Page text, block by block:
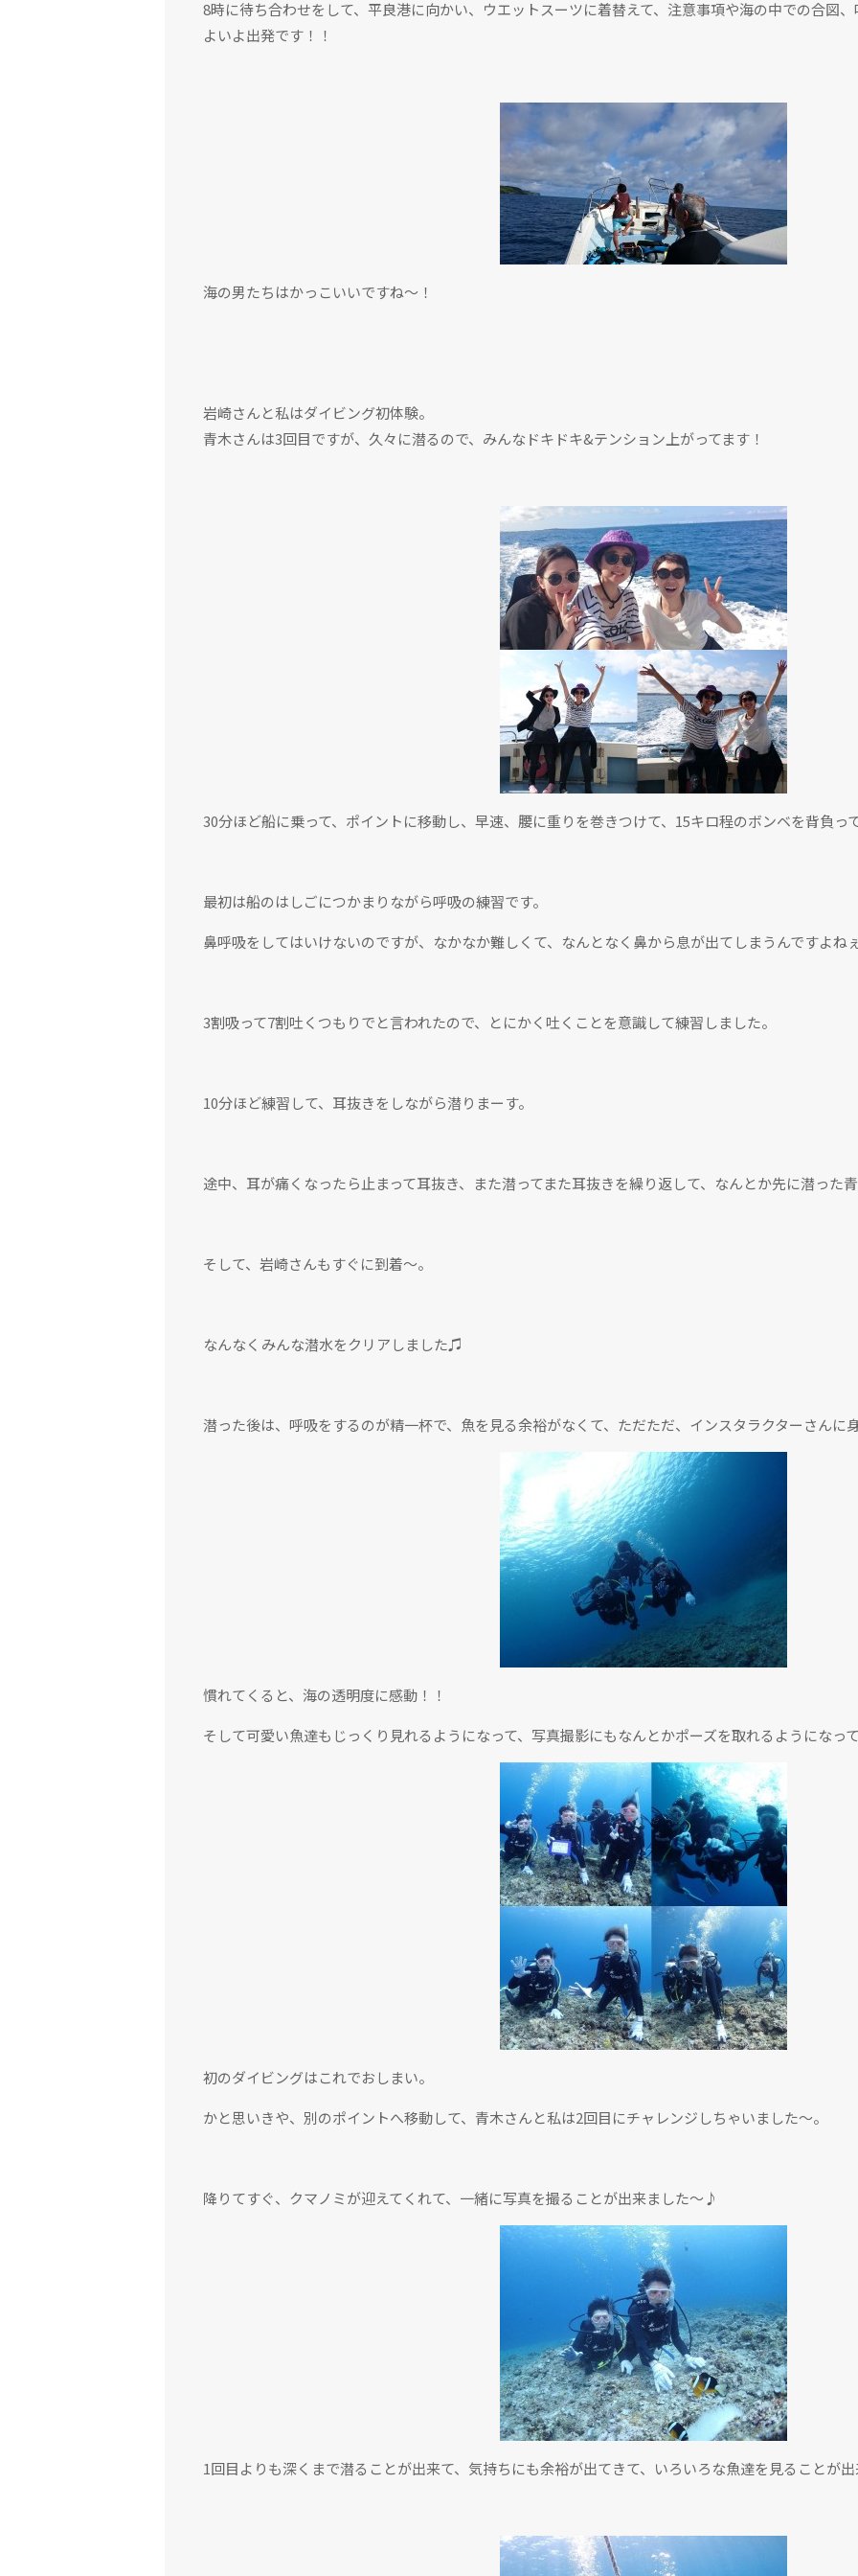
8時に待ち合わせをして、平良港に向かい、ウエットスーツに着替えて、注意事項や海の中での合図
よいよ出発です！！
海の男たちはかっこいいですね〜！
岩崎さんと私はダイビング初体験。
青木さんは3回目ですが、久々に潜るので、みんなドキドキ&テンション上がってます！
30分ほど船に乗って、ポイントに移動し、早速、腰に重りを巻きつけて、15キロ程のボンベを背負っ
最初は船のはしごにつかまりながら呼吸の練習です。
鼻呼吸をしてはいけないのですが、なかなか難しくて、なんとなく鼻から息が出てしまうんですよねぇ
3割吸って7割吐くつもりでと言われたので、とにかく吐くことを意識して練習しました。
10分ほど練習して、耳抜きをしながら潜りまーす。
途中、耳が痛くなったら止まって耳抜き、また潜ってまた耳抜きを繰り返して、なんとか先に潜った青
そして、岩崎さんもすぐに到着〜。
なんなくみんな潜水をクリアしました♫
潜った後は、呼吸をするのが精一杯で、魚を見る余裕がなくて、ただただ、インスタラクターさんに
慣れてくると、海の透明度に感動！！
そして可愛い魚達もじっくり見れるようになって、写真撮影にもなんとかポーズを取れるようになって
初のダイビングはこれでおしまい。
かと思いきや、別のポイントへ移動して、青木さんと私は2回目にチャレンジしちゃいました〜。
降りてすぐ、クマノミが迎えてくれて、一緒に写真を撮ることが出来ました〜♪
1回目よりも深くまで潜ることが出来て、気持ちにも余裕が出てきて、いろいろな魚達を見ることが出